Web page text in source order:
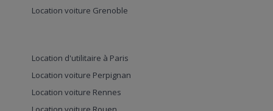
Location voiture Grenoble
Location d'utilitaire à Paris
Location voiture Perpignan
Location voiture Rennes